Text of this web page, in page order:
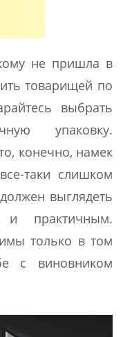
не пришла в
товарищей по
выбрать
упаковку.
конечно, намек
таки слишком
выглядеть
и практичным.
только в том
с виновником